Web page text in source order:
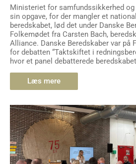
Ministeriet for samfundssikkerhed og
sin opgave, for der mangler et
beredskabet, lød det under Danske
Folkemødet fra Carsten Bach,
Alliance. Danske Beredskaber var på
for debatten “Taktskiftet i
hvor et panel debatterede
Læs mere